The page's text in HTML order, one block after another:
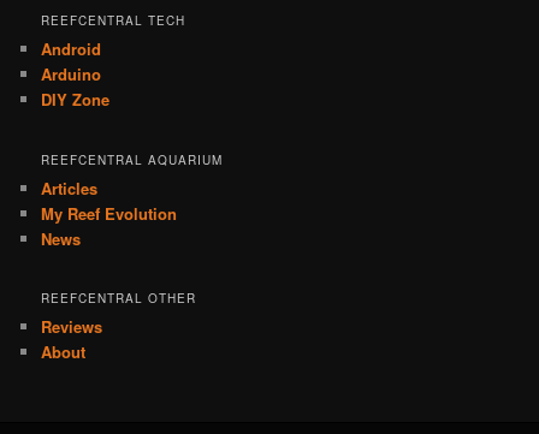
REEFCENTRAL TECH
Android
Arduino
DIY Zone
REEFCENTRAL AQUARIUM
Articles
My Reef Evolution
News
REEFCENTRAL OTHER
Reviews
About